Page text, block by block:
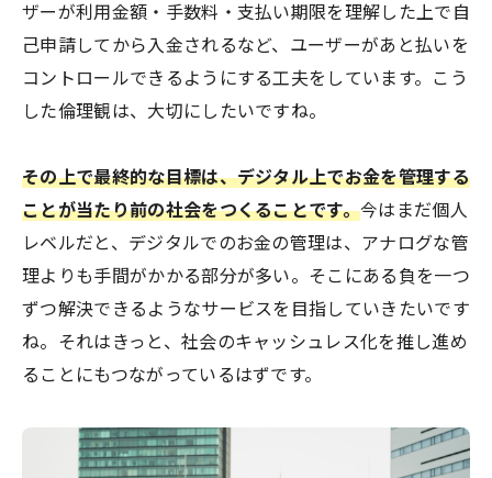
ザーが利用金額・手数料・支払い期限を理解した上で自
己申請してから入金されるなど、ユーザーがあと払いを
コントロールできるようにする工夫をしています。こう
した倫理観は、大切にしたいですね。
その上で最終的な目標は、デジタル上でお金を管理する
ことが当たり前の社会をつくることです。今はまだ個人
レベルだと、デジタルでのお金の管理は、アナログな管
理よりも手間がかかる部分が多い。そこにある負を一つ
ずつ解決できるようなサービスを目指していきたいです
ね。それはきっと、社会のキャッシュレス化を推し進め
ることにもつながっているはずです。